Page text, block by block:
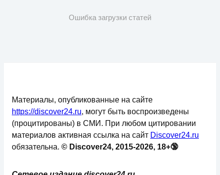
Ошибка загрузки статей
Материалы, опубликованные на сайте
https://discover24.ru, могут быть воспроизведены
(процитированы) в СМИ. При любом цитировании
материалов активная ссылка на сайт Discover24.ru
обязательна. © Discover24, 2015-2026, 18+🔞